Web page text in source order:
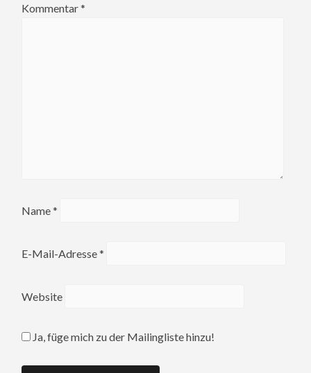
Kommentar*
Name*
E-Mail-Adresse*
Website
Ja, füge mich zu der Mailingliste hinzu!